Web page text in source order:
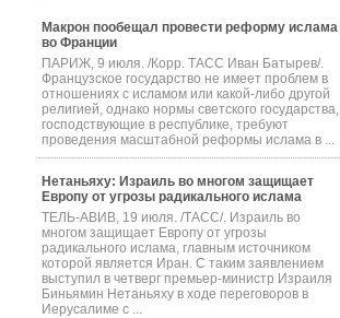
Макрон пообещал провести реформу ислама
во Франции
ПАРИЖ, 9 июля. /Корр. ТАСС Иван Батырев/.
Французское государство не имеет проблем в
отношениях с исламом или какой-либо другой
религией, однако нормы светского государства,
господствующие в республике, требуют
проведения масштабной реформы ислама в ...
Нетаньяху: Израиль во многом защищает
Европу от угрозы радикального ислама
ТЕЛЬ-АВИВ, 19 июля. /ТАСС/. Израиль во
многом защищает Европу от угрозы
радикального ислама, главным источником
которой является Иран. С таким заявлением
выступил в четверг премьер-министр Израиля
Биньямин Нетаньяху в ходе переговоров в
Иерусалиме с ...